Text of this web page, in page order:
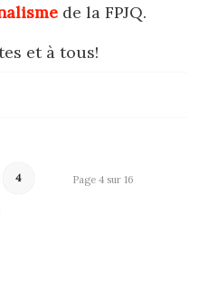
de la FPJQ.
et à tous!
Page 4 sur 16
4